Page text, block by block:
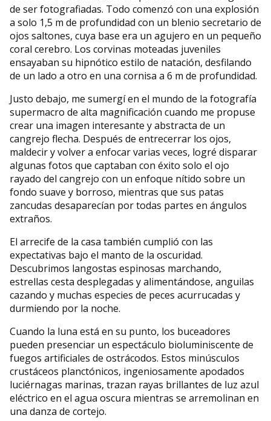
de ser fotografiadas. Todo comenzó con una explosión
a solo 1,5 m de profundidad con un blenio secretario de
ojos saltones, cuya base era un agujero en un pequeño
coral cerebro. Los corvinas moteadas juveniles
ensayaban su hipnótico estilo de natación, desfilando
de un lado a otro en una cornisa a 6 m de profundidad.
Justo debajo, me sumergí en el mundo de la fotografía
supermacro de alta magnificación cuando me propuse
crear una imagen interesante y abstracta de un
cangrejo flecha. Después de entrecerrar los ojos,
maldecir y volver a enfocar varias veces, logré disparar
algunas fotos que captaban con éxito solo el ojo
rayado del cangrejo con un enfoque nítido sobre un
fondo suave y borroso, mientras que sus patas
zancudas desaparecían por todas partes en ángulos
extraños.
El arrecife de la casa también cumplió con las
expectativas bajo el manto de la oscuridad.
Descubrimos langostas espinosas marchando,
estrellas cesta desplegadas y alimentándose, anguilas
cazando y muchas especies de peces acurrucadas y
durmiendo por la noche.
Cuando la luna está en su punto, los buceadores
pueden presenciar un espectáculo bioluminiscente de
fuegos artificiales de ostrácodos. Estos minúsculos
crustáceos planctónicos, ingeniosamente apodados
luciérnagas marinas, trazan rayas brillantes de luz azul
eléctrico en el agua oscura mientras se arremolinan en
una danza de cortejo.